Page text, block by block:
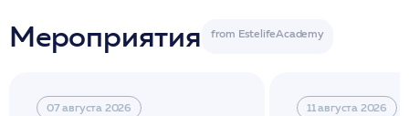
Мероприятия
07 августа 2026 11 августа 2026